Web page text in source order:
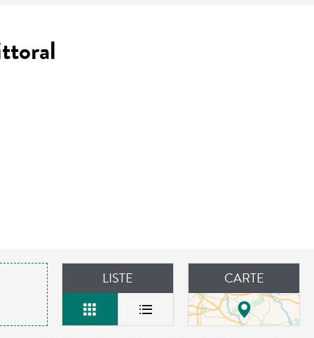
LISTE CARTE